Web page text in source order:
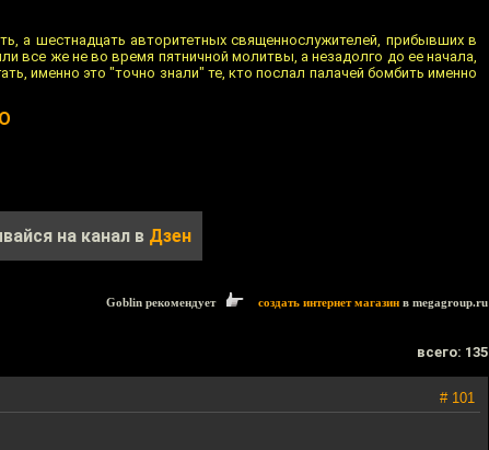
а шестнадцать авторитетных священнослужителей, прибывших в
все же не во время пятничной молитвы, а незадолго до ее начала,
именно это "точно знали" те, кто послал палачей бомбить именно
на канал в Дзен
Goblin рекомендует создать интернет магазин в megagroup.ru
всего: 135
# 101